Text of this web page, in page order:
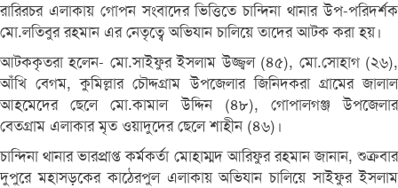
রারিরচর এলাকায় গোপন সংবাদের ভিত্তিতে চান্দিনা থানার উপ-পরিদর্শক
মো.লতিবুর রহমান এর নেতৃত্বে অভিযান চালিয়ে তাদের আটক করা হয়।
আটককৃতরা হলেন- মো.সাইফুর ইসলাম উজ্জ্বল (৪৫), মো.সোহাগ (২৬),
আঁখি বেগম, কুমিল্লার চৌদ্দগ্রাম উপজেলার জিনিদকরা গ্রামের জালাল
আহমেদের ছেলে মো.কামাল উদ্দিন (৪৮), গোপালগঞ্জ উপজেলার
বেতগ্রাম এলাকার মৃত ওয়াদুদের ছেলে শাহীন (৪৬)।
চান্দিনা থানার ভারপ্রাপ্ত কর্মকর্তা মোহাম্মদ আরিফুর রহমান জানান, শুক্রবার
দুপুরে মহাসড়কের কাঠেরপুল এলাকায় অভিযান চালিয়ে সাইফুর ইসলাম